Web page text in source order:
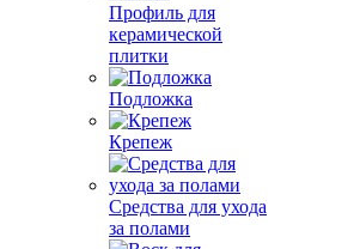
Профиль для
керамической
плитки
Подложка
Крепеж
Средства для ухода
за полами